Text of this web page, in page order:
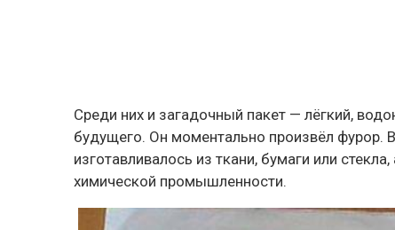
Среди них и загадочный пакет — лёгкий,
будущего. Он моментально произвёл фурор.
изготавливалось из ткани, бумаги или
химической промышленности.